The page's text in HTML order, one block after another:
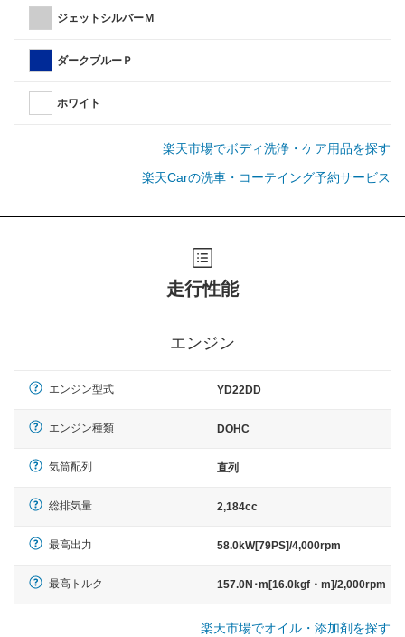
ジェットシルバーＭ
ダークブルーＰ
ホワイト
楽天市場でボディ洗浄・ケア用品を探す
楽天Carの洗車・コーテイング予約サービス
走行性能
エンジン
エンジン型式 YD22DD
エンジン種類 DOHC
気筒配列 直列
総排気量 2,184cc
最高出力 58.0kW[79PS]/4,000rpm
最高トルク 157.0N･m[16.0kgf・m]/2,000rpm
楽天市場でオイル・添加剤を探す